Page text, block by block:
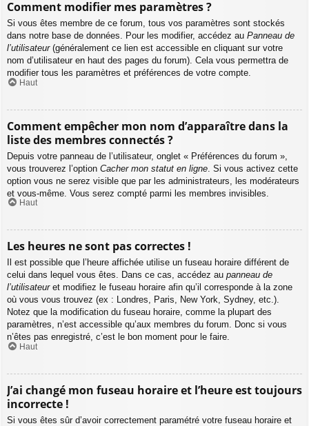
Comment modifier mes paramètres ?
Si vous êtes membre de ce forum, tous vos paramètres sont stockés
dans notre base de données. Pour les modifier, accédez au Panneau de
l’utilisateur(généralement ce lien est accessible en cliquant sur votre
nom d’utilisateur en haut des pages du forum). Cela vous permettra de
modifier tous les paramètres et préférences de votre compte.
Haut
Comment empêcher mon nom d’apparaître dans la
liste des membres connectés ?
Depuis votre panneau de l’utilisateur, onglet « Préférences du forum »,
vous trouverez l’option Cacher mon statut en ligne . Si vous activez cette
option vous ne serez visible que par les administrateurs, les modérateurs
et vous-même. Vous serez compté parmi les membres invisibles.
Haut
Les heures ne sont pas correctes !
Il est possible que l’heure affichée utilise un fuseau horaire différent de
celui dans lequel vous êtes. Dans ce cas, accédez au panneau de
l’utilisateuret modifiez le fuseau horaire afin qu’il corresponde à la zone
où vous vous trouvez (ex : Londres, Paris, New York, Sydney, etc.).
Notez que la modification du fuseau horaire, comme la plupart des
paramètres, n’est accessible qu’aux membres du forum. Donc si vous
n’êtes pas enregistré, c’est le bon moment pour le faire.
Haut
J’ai changé mon fuseau horaire et l’heure est toujours
incorrecte !
Si vous êtes sûr d’avoir correctement paramétré votre fuseau horaire et